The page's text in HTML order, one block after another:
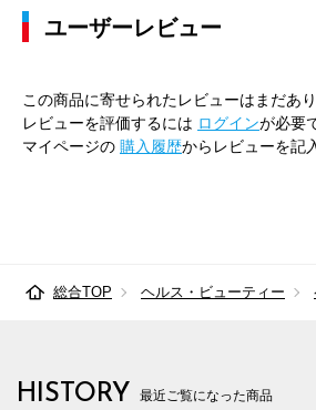
ユーザーレビュー
この商品に寄せられたレビューはまだあり
レビューを評価するには ログインが必要
マイページの 購入履歴からレビューを記
総合TOP ヘルス・ビューティー
HISTORY 最近ご覧になった商品